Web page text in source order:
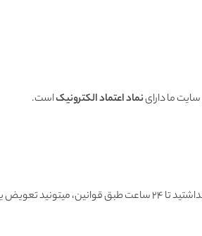
ما داراینماد اعتماد الکترونیکاست.
هنگامی که محصول رسید به دستتون اگه به هر دلیلی دوستش نداشتید